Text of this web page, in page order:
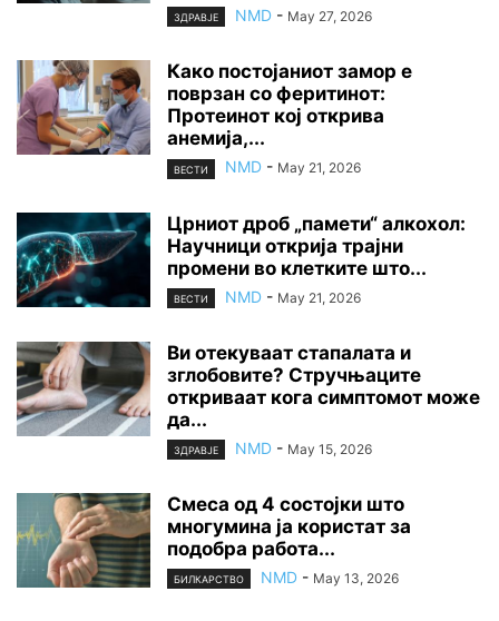
ЗДРАВЈЕ NMD - May 27, 2026
Како постојаниот замор е
поврзан со феритинот:
Протеинот кој открива
анемија,...
ВЕСТИ NMD - May 21, 2026
Црниот дроб „памети“ алкохол:
Научници открија трајни
промени во клетките што...
ВЕСТИ NMD - May 21, 2026
Ви отекуваат стапалата и
зглобовите? Стручњаците
откриваат кога симптомот може
да...
ЗДРАВЈЕ NMD - May 15, 2026
Смеса од 4 состојки што
многумина ја користат за
подобра работа...
БИЛКАРСТВО NMD - May 13, 2026